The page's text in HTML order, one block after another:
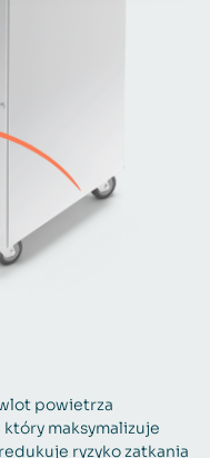
powietrza
maksymalizuje
ryzyko zatkania